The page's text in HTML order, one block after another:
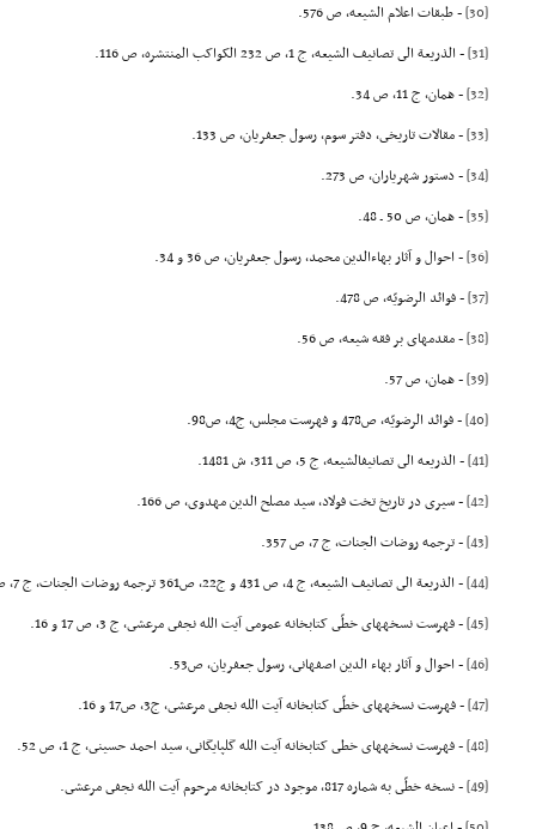
[30]
- طبقات اعلام الشیعه، ص 576.
[31]
- الذریعة الى تصانیف الشیعه، ج 1، ص 232 الکواکب المنتشره، ص 116.
[32]
- همان، ج 11، ص 34.
[33]
- مقالات تاریخى، دفتر سوم، رسول جعفریان، ص 133.
[34]
- دستور شهریاران، ص 273.
[35]
- همان، ص 50 ـ 48.
[36]
- احوال و آثار بهاءالدین محمد، رسول جعفریان، ص 36 و 34.
[37]
- فوائد الرضویّه، ص 478.
[38]
- مقدمهاى بر فقه شیعه، ص 56.
[39]
- همان، ص 57.
[40]
- فوائد الرضویّه، ص478 و فهرست مجلس، ج4، ص98.
[41]
- الذریعه الى تصانیفالشیعه، ج 5، ص 311، ش 1481.
[42]
- سیرى در تاریخ تخت فولاد، سید مصلح الدین مهدوى، ص 166.
[43]
- ترجمه روضات الجنات، ج 7، ص 357.
[44]
- الذریعة الى تصانیف الشیعه، ج 4، ص 431 و ج22، ص361 ترجمه روضات الجنات، ج 7، ص 114.
[45]
- فهرست نسخههاى خطّى کتابخانه عمومى آیت الله نجفى مرعشى، ج 3، ص 17 و 16.
[46]
- احوال و آثار بهاء الدین اصفهانى، رسول جعفریان، ص53.
[47]
- فهرست نسخههاى خطّى کتابخانه آیت الله نجفى مرعشى، ج3، ص17 و 16.
[48]
- فهرست نسخههاى خطى کتابخانه آیت الله گلپایگانى، سید احمد حسینى، ج 1، ص 52.
[49]
- نسخه خطّى به شماره 817، موجود در کتابخانه مرحوم آیت الله نجفى مرعشى.